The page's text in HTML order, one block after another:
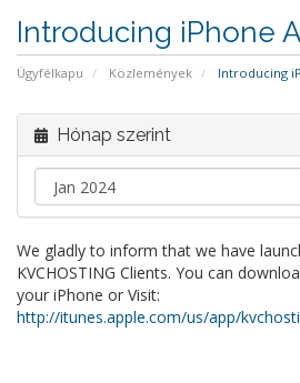
Introducing iPhone
Ügyfélkapu Közlemények Introducing
Hónap szerint
We gladly to inform that we have
KVCHOSTING Clients. You can
your iPhone or Visit:
http://itunes.apple.com/us/app/